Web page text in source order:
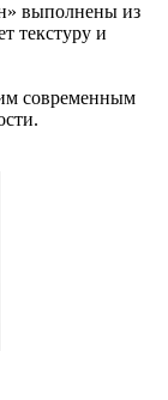
выполнены из
текстуру и
современным